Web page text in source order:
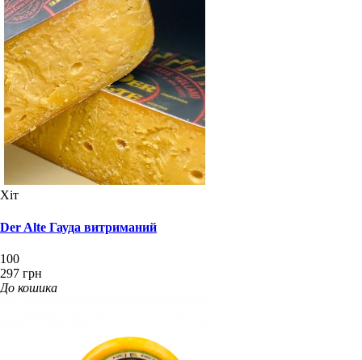
Хіт
Der Alte Гауда витриманий
100
297 грн
До кошика